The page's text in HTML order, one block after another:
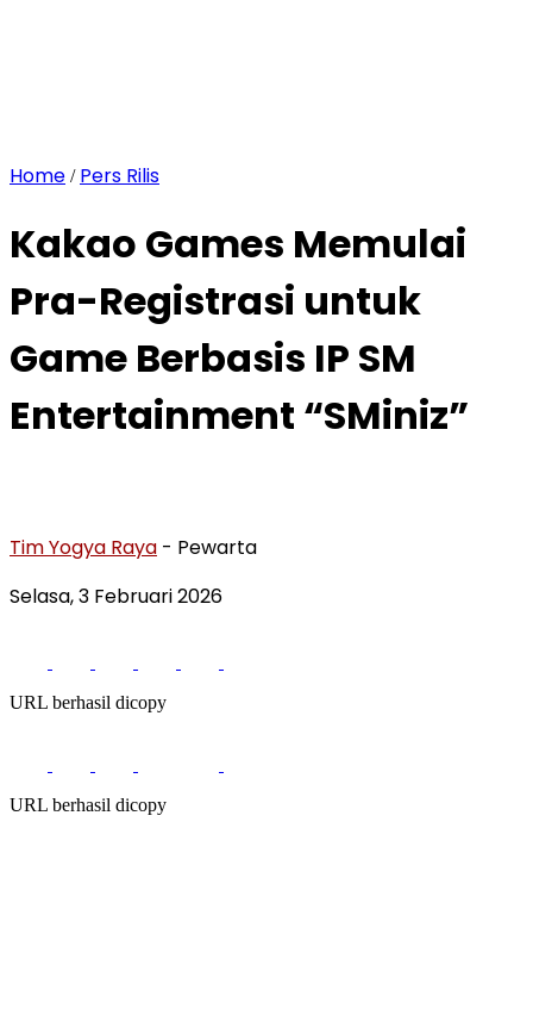
Home / Pers Rilis
Kakao Games Memulai
Pra-Registrasi untuk
Game Berbasis IP SM
Entertainment “SMiniz”
Tim Yogya Raya - Pewarta
Selasa, 3 Februari 2026
URL berhasil dicopy
URL berhasil dicopy